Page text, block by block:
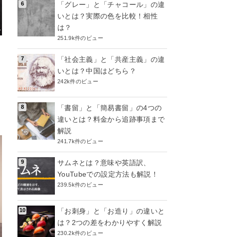
「グレー」と「チャコール」の違
いとは？実際の色を比較！相性
は？
251.9k件のビュー
「社会主義」と「共産主義」の違
いとは？中国はどちら？
242k件のビュー
「書留」と「簡易書留」の4つの
違いとは？料金から追跡事項まで
解説
241.7k件のビュー
サムネとは？意味や英語訳、
YouTubeでの設定方法も解説！
239.5k件のビュー
「お刺身」と「お造り」の違いと
は？2つの差をわかりやすく解説
230.2k件のビュー